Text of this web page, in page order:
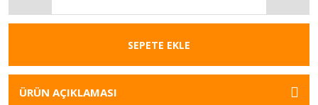
SEPETE EKLE
ÜRÜN AÇIKLAMASI